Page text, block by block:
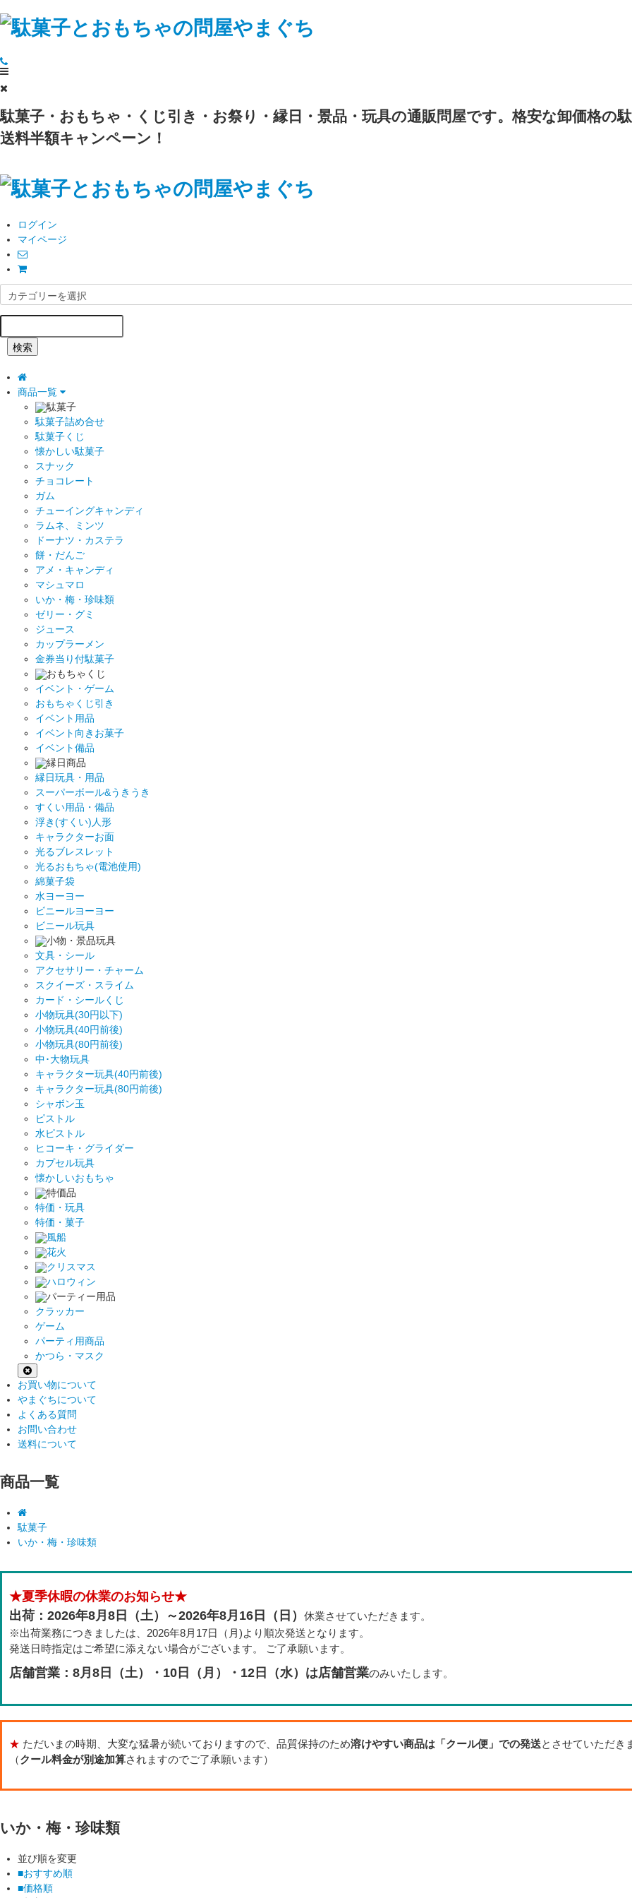
駄菓子・おもちゃ・くじ引き・お祭り・縁日・景品・玩具の通販問屋です。格安な卸価格の
送料半額キャンペーン！
ログイン
マイページ
検索
商品一覧
駄菓子
駄菓子詰め合せ
駄菓子くじ
懐かしい駄菓子
スナック
チョコレート
ガム
チューイングキャンディ
ラムネ、ミンツ
ドーナツ・カステラ
餅・だんご
アメ・キャンディ
マシュマロ
いか・梅・珍味類
ゼリー・グミ
ジュース
カップラーメン
金券当り付駄菓子
おもちゃくじ
イベント・ゲーム
おもちゃくじ引き
イベント用品
イベント向きお菓子
イベント備品
縁日商品
縁日玩具・用品
スーパーボール&うきうき
すくい用品・備品
浮き(すくい)人形
キャラクターお面
光るブレスレット
光るおもちゃ(電池使用)
綿菓子袋
水ヨーヨー
ビニールヨーヨー
ビニール玩具
小物・景品玩具
文具・シール
アクセサリー・チャーム
スクイーズ・スライム
カード・シールくじ
小物玩具(30円以下)
小物玩具(40円前後)
小物玩具(80円前後)
中･大物玩具
キャラクター玩具(40円前後)
キャラクター玩具(80円前後)
シャボン玉
ピストル
水ピストル
ヒコーキ・グライダー
カプセル玩具
懐かしいおもちゃ
特価品
特価・玩具
特価・菓子
風船
花火
クリスマス
ハロウィン
パーティー用品
クラッカー
ゲーム
パーティ用商品
かつら・マスク
お買い物について
やまぐちについて
よくある質問
お問い合わせ
送料について
商品一覧
駄菓子
いか・梅・珍味類
★夏季休暇の休業のお知らせ★
出荷：2026年8月8日（土）～2026年8月16日（日） 休業させていただきます。
※出荷業務につきましたは、2026年8月17日（月)より順次発送となります。
発送日時指定はご希望に添えない場合がございます。 ご了承願います。
店舗営業：8月8日（土）・10日（月）・12日（水）は店舗営業のみいたします。
★ ただいまの時期、大変な猛暑が続いておりますので、品質保持のため溶けやすい商品は「クール便」での発送とさせていただき
（クール料金が別途加算されますのでご了承願います）
いか・梅・珍味類
並び順を変更
■おすすめ順
■価格順